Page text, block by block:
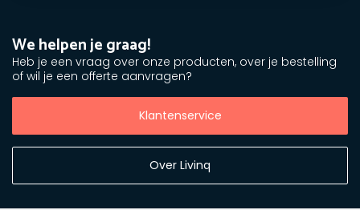
We helpen je graag!
Heb je een vraag over onze producten, over je bestelling
of wil je een offerte aanvragen?
Klantenservice
Over Livinq